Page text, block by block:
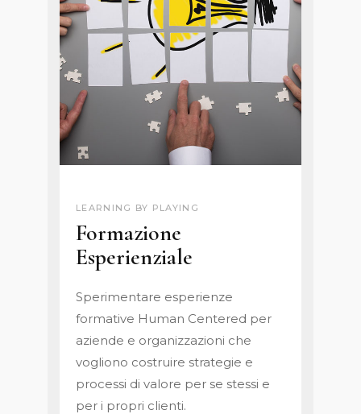
LEARNING BY PLAYING
Formazione
Esperienziale
Sperimentare esperienze
formative Human Centered per
aziende e organizzazioni che
vogliono costruire strategie e
processi di valore per se stessi e
per i propri clienti.